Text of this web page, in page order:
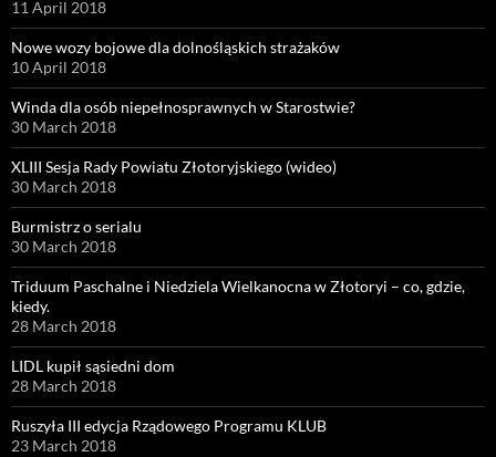
11 April 2018
Nowe wozy bojowe dla dolnośląskich strażaków
10 April 2018
Winda dla osób niepełnosprawnych w Starostwie?
30 March 2018
XLIII Sesja Rady Powiatu Złotoryjskiego (wideo)
30 March 2018
Burmistrz o serialu
30 March 2018
Triduum Paschalne i Niedziela Wielkanocna w Złotoryi – co, gdzie,
kiedy.
28 March 2018
LIDL kupił sąsiedni dom
28 March 2018
Ruszyła III edycja Rządowego Programu KLUB
23 March 2018